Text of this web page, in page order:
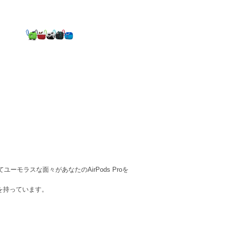
ーモラスな面々があなたのAirPods Proを
っています。